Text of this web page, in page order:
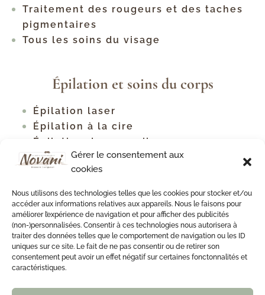
Gérer le consentement aux
cookies
Nous utilisons des technologies telles que les cookies pour stocker et/ou
accéder aux informations relatives aux appareils. Nous le faisons pour
améliorer l’expérience de navigation et pour afficher des publicités
(non-)personnalisées. Consentir à ces technologies nous autorisera à
traiter des données telles que le comportement de navigation ou les ID
uniques sur ce site. Le fait de ne pas consentir ou de retirer son
consentement peut avoir un effet négatif sur certaines fonctonnalités et
caractéristiques.
Traitement des rougeurs et des taches
pigmentaires
Tous les soins du visage
Épilation et soins du corps
Épilation laser
Épilation à la cire
Épilation des sourcils
Tous les types d'épilation
Traitement contre la cellulite
Raffermissement corporel
Soins du cou et du décolleté
Soin du dos
Soin du dos antiacné